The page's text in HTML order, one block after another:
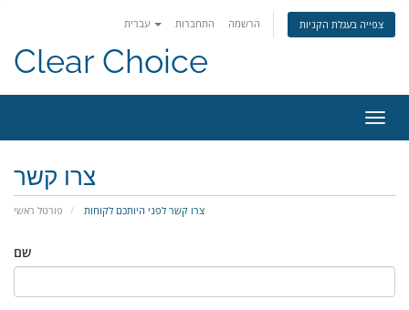
התחברות הרשמה צפייה בעגלת הקניות
Clear Choice
ניווט
צרו קשר
פורטל ראשי צרו קשר לפני היותכם לקוחות
שם